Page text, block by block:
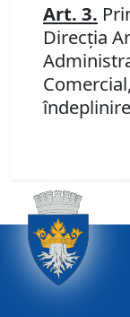
Art. 3.
Direcţia